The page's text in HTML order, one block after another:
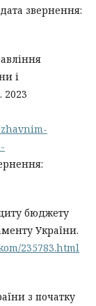
звернення:
і
2023
бюджету
України.
235783.html
з початку